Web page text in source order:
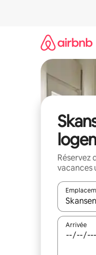
Réservez
vacances
Quand
Arrivée